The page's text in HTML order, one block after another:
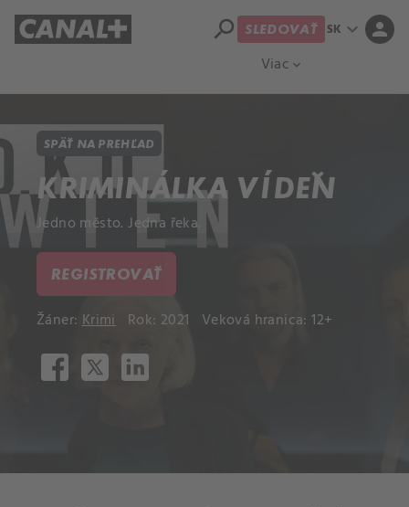
Viac expand_more
search SLEDOVAŤ SK expand_more person
SPÄŤ NA PREHĽAD
KRIMINÁLKA VÍDEŇ
Jedno město. Jedna řeka.
REGISTROVAŤ
Žáner: Krimi Rok: 2021 Veková hranica: 12+